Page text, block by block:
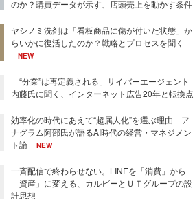
のか？購買データが示す、店頭売上を動かす条件
ヤシノミ洗剤は「看板商品に傷が付いた状態」か
らいかに復活したのか？戦略とプロセスを聞く
NEW
「“分業”は再定義される」サイバーエージェント
内藤氏に聞く、インターネット広告20年と転換点
効率化の時代にあえて“超属人化”を選ぶ理由 ア
ナグラム阿部氏が語るAI時代の経営・マネジメン
ト論
NEW
一斉配信で終わらせない。LINEを「消費」から
「資産」に変える、カルビーとＵＴグループの設
計思想